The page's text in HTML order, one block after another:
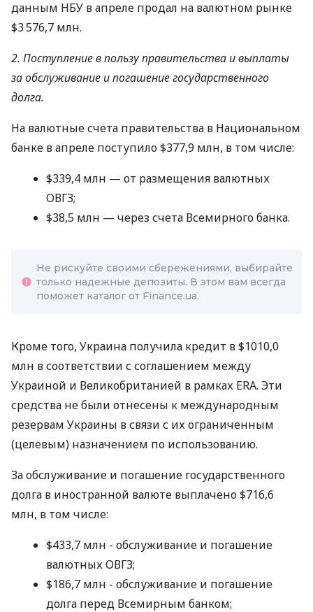
данным НБУ в апреле продал на валютном рынке
$3 576,7 млн.
2. Поступление в пользу правительства и выплаты
за обслуживание и погашение государственного
долга.
На валютные счета правительства в Национальном
банке в апреле поступило $377,9 млн, в том числе:
$339,4 млн — от размещения валютных
ОВГЗ;
$38,5 млн — через счета Всемирного банка.
Не рискуйте своими сбережениями, выбирайте
только надежные депозиты. В этом вам всегда
поможет каталог от Finance.ua.
Кроме того, Украина получила кредит в $1010,0
млн в соответствии с соглашением между
Украиной и Великобританией в рамках ERA. Эти
средства не были отнесены к международным
резервам Украины в связи с их ограниченным
(целевым) назначением по использованию.
За обслуживание и погашение государственного
долга в иностранной валюте выплачено $716,6
млн, в том числе:
$433,7 млн ​​- обслуживание и погашение
валютных ОВГЗ;
$186,7 млн ​​- обслуживание и погашение
долга перед Всемирным банком;